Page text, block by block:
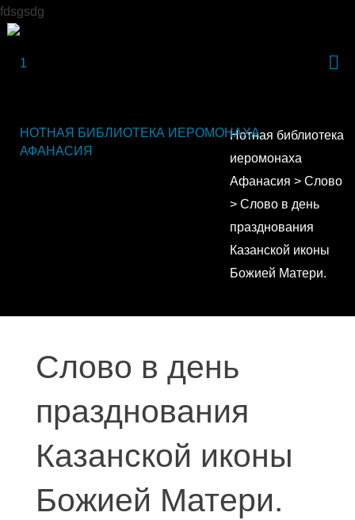
fdsgsdg
НОТНАЯ БИБЛИОТЕКА ИЕРОМОНАХА
АФАНАСИЯ
Нотная библиотека
иеромонаха
Афанасия >Слово
>Слово в день
празднования
Казанской иконы
Божией Матери.
Слово в день
празднования
Казанской иконы
Божией Матери.